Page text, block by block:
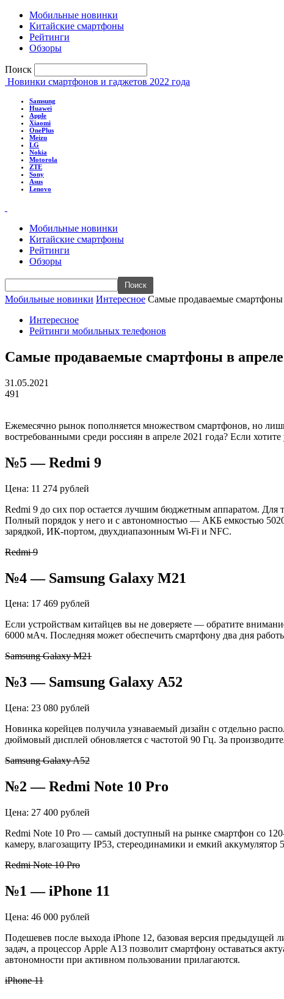
Мобильные новинки
Китайские смартфоны
Рейтинги
Обзоры
Поиск
Новинки смартфонов и гаджетов 2022 года
Samsung
Huawei
Apple
Xiaomi
OnePlus
Meizu
LG
Nokia
Motorola
ZTE
Sony
Asus
Lenovo
Мобильные новинки
Китайские смартфоны
Рейтинги
Обзоры
Мобильные новинки Интересное Самые продаваемые смартфоны
Интересное
Рейтинги мобильных телефонов
Самые продаваемые смартфоны в апреле
31.05.2021
491
Ежемесячно рынок пополняется множеством смартфонов, но
востребованными среди россиян в апреле 2021 года? Если
№5 — Redmi 9
Цена: 11 274 рублей
Redmi 9 до сих пор остается лучшим бюджетным аппаратом.
Полный порядок у него и с автономностью — АКБ емкостью 5020
зарядкой, ИК-портом, двухдиапазонным Wi-Fi и NFC.
Redmi 9
№4 — Samsung Galaxy M21
Цена: 17 469 рублей
Если устройствам китайцев вы не доверяете — обратите
6000 мАч. Последняя может обеспечить смартфону два дня
Samsung Galaxy M21
№3 — Samsung Galaxy A52
Цена: 23 080 рублей
Новинка корейцев получила узнаваемый дизайн с отдельно
дюймовый дисплей обновляется с частотой 90 Гц. За
Samsung Galaxy A52
№2 — Redmi Note 10 Pro
Цена: 27 400 рублей
Redmi Note 10 Pro — самый доступный на рынке смартфон со
камеру, влагозащиту IP53, стереодинамики и емкий
Redmi Note 10 Pro
№1 — iPhone 11
Цена: 46 000 рублей
Подешевев после выхода iPhone 12, базовая версия
задач, а процессор Apple A13 позволит смартфону оставаться
автономности при активном пользовании прилагаются.
iPhone 11